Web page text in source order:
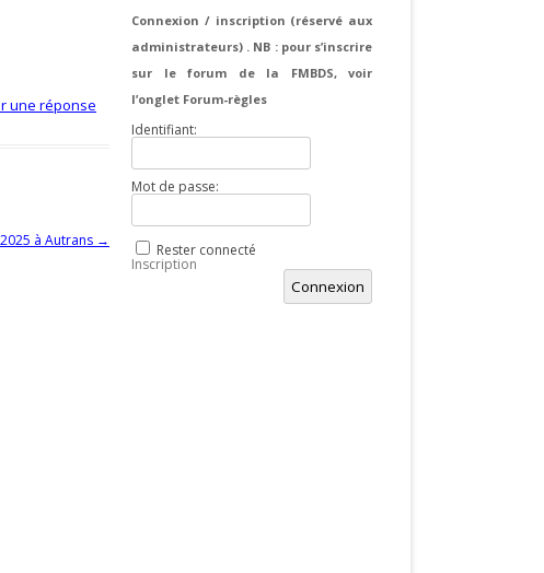
une réponse
à Autrans →
Connexion / inscription (réservé aux
administrateurs) . NB : pour s’inscrire
sur le forum de la FMBDS, voir
l’onglet Forum-règles
Identifiant:
Mot de passe:
Rester connecté
Connexion
Inscription